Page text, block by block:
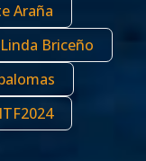
Araña
Linda Briceño